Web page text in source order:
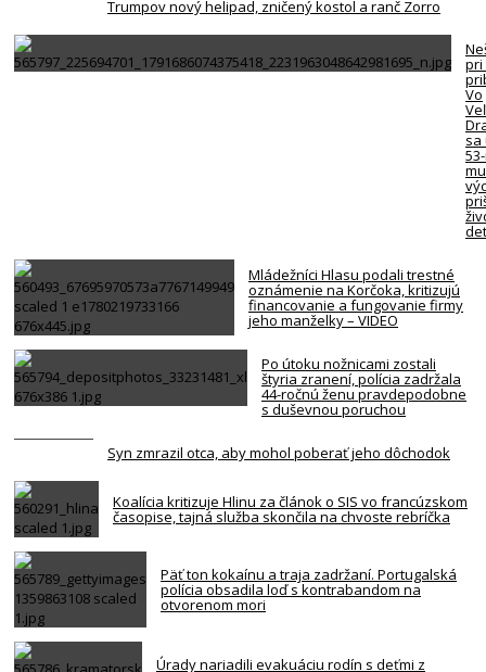
Trumpov nový helipad, zničený kostol a ranč Zorro
pri
Vo
sa
Mládežníci Hlasu podali trestné
oznámenie na Korčoka, kritizujú
financovanie a fungovanie firmy
jeho manželky – VIDEO
Po útoku nožnicami zostali
štyria zranení, polícia zadržala
44-ročnú ženu pravdepodobne
s duševnou poruchou
Syn zmrazil otca, aby mohol poberať jeho dôchodok
Koalícia kritizuje Hlinu za článok o SIS vo francúzskom
časopise, tajná služba skončila na chvoste rebríčka
Päť ton kokaínu a traja zadržaní. Portugalská
polícia obsadila loď s kontrabandom na
otvorenom mori
Úrady nariadili evakuáciu rodín s deťmi z